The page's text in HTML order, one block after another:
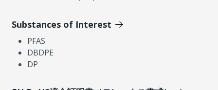
Substances of Interest
PFAS
DBDPE
DP